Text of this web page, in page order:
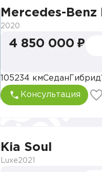
Mercedes-Benz
2020
4 850 000 ₽
105234 кмСедан Гибрид
Консультация
Kia Soul
Luxe2021